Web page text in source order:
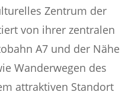
Zentrum der
von ihrer zentralen
A7 und der Nähe
Wanderwegen des
attraktiven Standort